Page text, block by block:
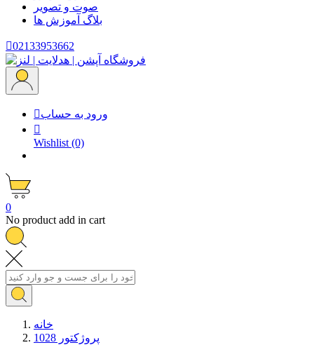
صوت و تصویر
بلاگ آموزش ها
02133953662
ورود به حساب

Wishlist (0)
0
No product add in cart
خانه
پروژکتور 1028